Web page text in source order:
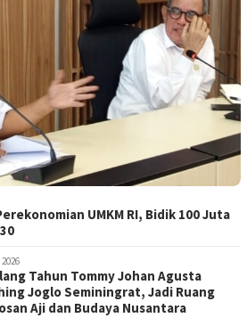
UMKM RI, Bidik 100 Juta
Tahun Tommy Johan Agusta
Joglo Seminingrat, Jadi Ruang
Aji dan Budaya Nusantara